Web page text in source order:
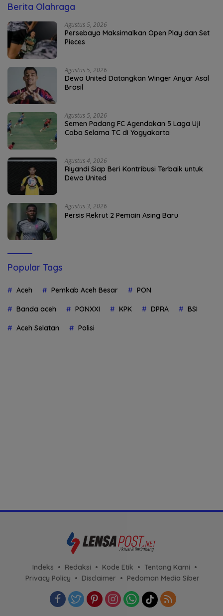
Berita Olahraga
Agustus 5, 2026
Persebaya Maksimalkan Open Play dan Set
Pieces
Agustus 5, 2026
Dewa United Datangkan Winger Anyar Asal
Brasil
Agustus 5, 2026
Semen Padang FC Agendakan 5 Laga Uji
Coba Selama TC di Yogyakarta
Agustus 4, 2026
Riyandi Siap Beri Kontribusi Terbaik untuk
Dewa United
Agustus 3, 2026
Persis Rekrut 2 Pemain Asing Baru
Popular Tags
Aceh Pemkab Aceh Besar PON
Banda aceh PONXXI KPK DPRA BSI
Aceh Selatan Polisi
Indeks Redaksi Kode Etik
Tentang Kami
Privacy Policy
Disclaimer Pedoman Media Siber